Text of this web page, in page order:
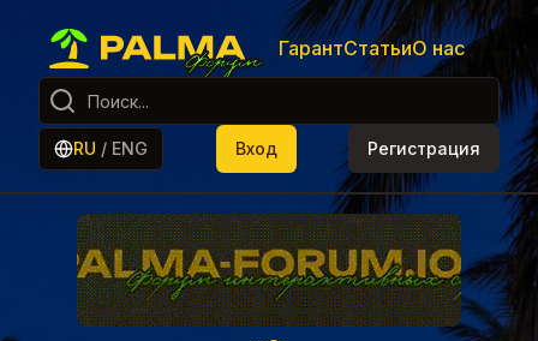
ГарантСтатьиО нас
RU / ENG Вход Регистрация